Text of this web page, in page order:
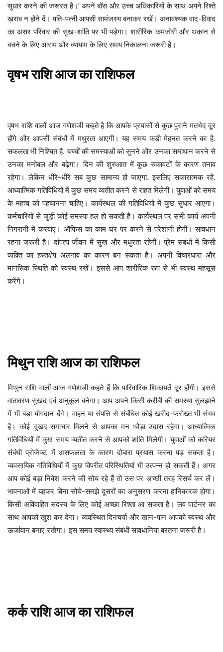
सुधार करने की जरूरत है।’ अपने बॉस और उच्च अधिकारियों के साथ अपने रिश्ते
ख़राब न होने दें। पति-पत्नी आपसी सामंजस्य बनाकर रखें। अनावश्यक वाद-विवाद
का असर परिवार की सुख-शांति पर भी पड़ेगा। शारीरिक कमजोरी और थकान से
बचने के लिए आराम और व्यायाम के लिए समय निकालना जरूरी है।
वृषभराशिआजकाराशिफल
वृषभ राशि वालों आज गणेशजी कहते है कि आपके प्रयासों से कुछ पुराने मतभेद दूर
होंगे और आपसी संबंधों में मधुरता आएगी। यह समय कड़ी मेहनत करने का है.
सफलता भी निश्चित है. बच्चों की समस्याओं को सुनने और उनका समाधान करने से
उनका मनोबल और बढ़ेगा। दिन की शुरुआत में कुछ रुकावटों के कारण तनाव
रहेगा। लेकिन धीरे-धीरे सब कुछ सामान्य हो जाएगा. इसलिए सकारात्मक रहें.
आध्यात्मिक गतिविधियों में कुछ समय व्यतीत करने से राहत मिलेगी। युवाओं को समय
के महत्व को पहचानना चाहिए। कार्यस्थल की गतिविधियों में कुछ सुधार आएगा।
कर्मचारियों से जुड़ी कोई समस्या हल हो सकती है। कार्यस्थल पर सभी कार्य अपनी
निगरानी में करवाएं। ऑफिस का काम घर पर करने से परेशानी होगी। सावधान
रहना जरूरी है। दांपत्य जीवन में सुख और मधुरता रहेगी। प्रेम संबंधों में किसी
व्यक्ति का हस्तक्षेप अलगाव का कारण बन सकता है। अपनी विचारधारा और
मानसिक स्थिति को स्वस्थ रखें। इससे आप शारीरिक रूप से भी स्वस्थ महसूस
करेंगे।
मिथुनराशिआजकाराशिफल
मिथुन राशि वालों आज गणेशजी कहते हैं कि पारिवारिक शिकायतें दूर होंगी। इससे
वातावरण सुखद एवं अनुकूल बनेगा। आप अपने किसी करीबी की समस्या सुलझाने
में भी बड़ा योगदान देंगे। वाहन या संपत्ति से संबंधित कोई खरीद-फरोख्त भी संभव
है। कोई दुखद समाचार मिलने से आपका मन थोड़ा उदास रहेगा। आध्यात्मिक
गतिविधियों में कुछ समय व्यतीत करने से आपको शांति मिलेगी। युवाओं को करियर
संबंधी प्रोजेक्ट में असफलता के कारण दोबारा प्रयास करना पड़ सकता है।
व्यवसायिक गतिविधियों में कुछ विपरीत परिस्थितियां भी उत्पन्न हो सकती हैं। अगर
आप कोई बड़ा निवेश करने की सोच रहे हैं तो उस पर अच्छी तरह रिसर्च कर लें।
भावनाओं में बहकर बिना सोचे-समझे दूसरों का अनुसरण करना हानिकारक होगा।
किसी अविवाहित सदस्य के लिए कोई अच्छा रिश्ता आ सकता है। लव पार्टनर का
साथ आपको खुश कर देगा। व्यवस्थित दिनचर्या और खान-पान आपको स्वस्थ और
ऊर्जावान बनाए रखेगा। इस समय स्वास्थ्य संबंधी सावधानियां बरतना जरूरी है।
कर्कराशिआजकाराशिफल